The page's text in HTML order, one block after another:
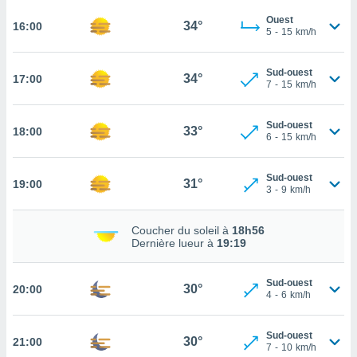
de
votre
en
des
au
16:00 34°
Ouest
5 - 15 km/h
17:00 34°
Sud-ouest
7 - 15 km/h
18:00 33°
Sud-ouest
6 - 15 km/h
19:00 31°
Sud-ouest
3 - 9 km/h
Coucher du soleil à 18h56
Dernière lueur à 19:19
20:00 30°
Sud-ouest
4 - 6 km/h
21:00 30°
Sud-ouest
7 - 10 km/h